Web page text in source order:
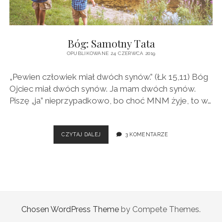
BAJKI
Bóg: Samotny Tata
OPUBLIKOWANE 24 CZERWCA 2019
„Pewien człowiek miał dwóch synów.” (Łk 15,11) Bóg
Ojciec miał dwóch synów. Ja mam dwóch synów.
Piszę „ja” nieprzypadkowo, bo choć MNM żyje, to w…
CZYTAJ DALEJ
SAMOTNY
3 KOMENTARZE
Chosen WordPress Theme by Compete Themes.